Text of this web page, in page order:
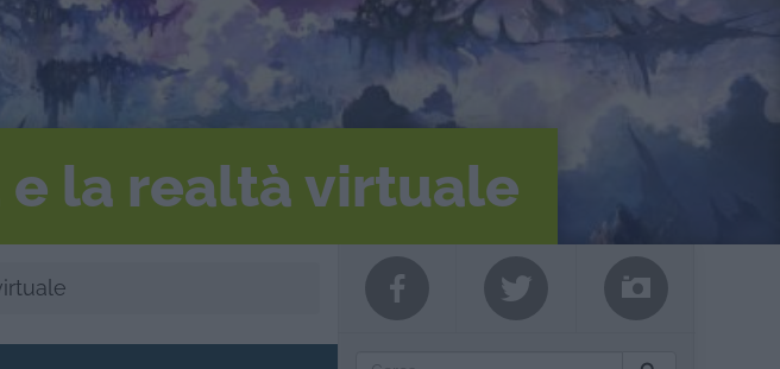
la realtà virtuale